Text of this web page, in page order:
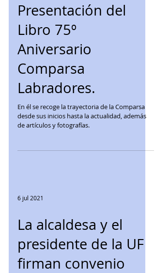
Presentación del
Libro 75º
Aniversario
Comparsa
Labradores.
En él se recoge la trayectoria de la Comparsa
desde sus inicios hasta la actualidad, además
de artículos y fotografías.
6 jul 2021
La alcaldesa y el
presidente de la UF
firman convenio